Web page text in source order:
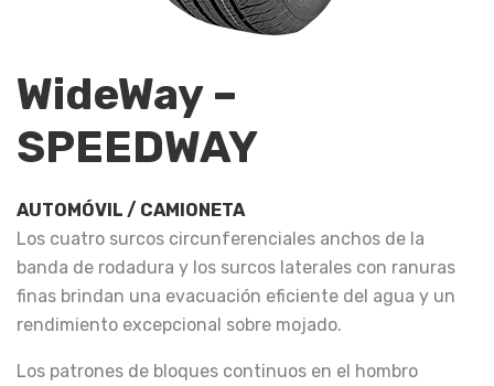
WideWay –
SPEEDWAY
AUTOMÓVIL / CAMIONETA
Los cuatro surcos circunferenciales anchos de la
banda de rodadura y los surcos laterales con ranuras
finas brindan una evacuación eficiente del agua y un
rendimiento excepcional sobre mojado.
Los patrones de bloques continuos en el hombro